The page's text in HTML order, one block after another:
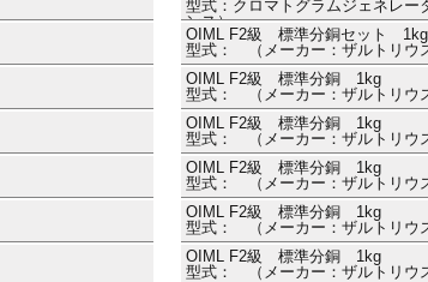
型式：クロマトグラムジェネレ
ンス）
OIML F2級 標準分銅セット
型式： （メーカー：ザルトリウ
OIML F2級 標準分銅 1kg
型式： （メーカー：ザルトリウ
OIML F2級 標準分銅 1kg
型式： （メーカー：ザルトリウ
OIML F2級 標準分銅 1kg
型式： （メーカー：ザルトリウ
OIML F2級 標準分銅 1kg
型式： （メーカー：ザルトリウ
OIML F2級 標準分銅 1kg
型式： （メーカー：ザルトリウ